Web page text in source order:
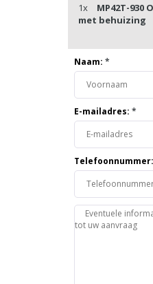
1x
MP42T-930
met behuizing
Naam: *
E-mailadres: *
Telefoonnummer: